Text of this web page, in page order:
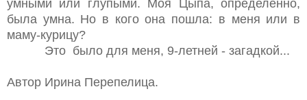
умными или глупыми. Моя Цыпа, определённо,
была умна. Но в кого она пошла: в меня или в
маму-курицу?
Это было для меня, 9-летней - загадкой...
Автор Ирина Перепелица.